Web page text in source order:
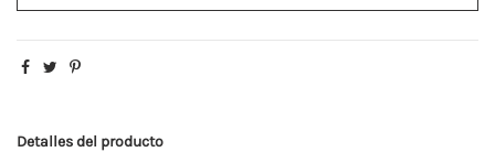
Detalles del producto